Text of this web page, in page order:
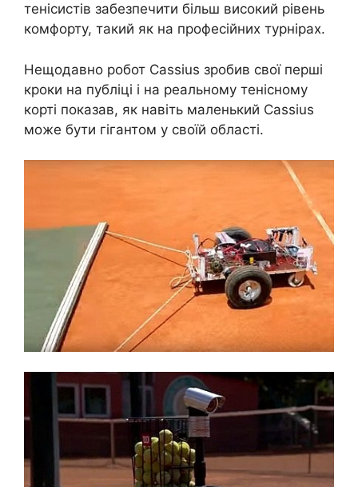
тенісистів забезпечити більш високий рівень
комфорту, такий як на професійних турнірах.
Нещодавно робот Cassius зробив свої перші
кроки на публіці і на реальному тенісному
корті показав, як навіть маленький Cassius
може бути гігантом у своїй області.